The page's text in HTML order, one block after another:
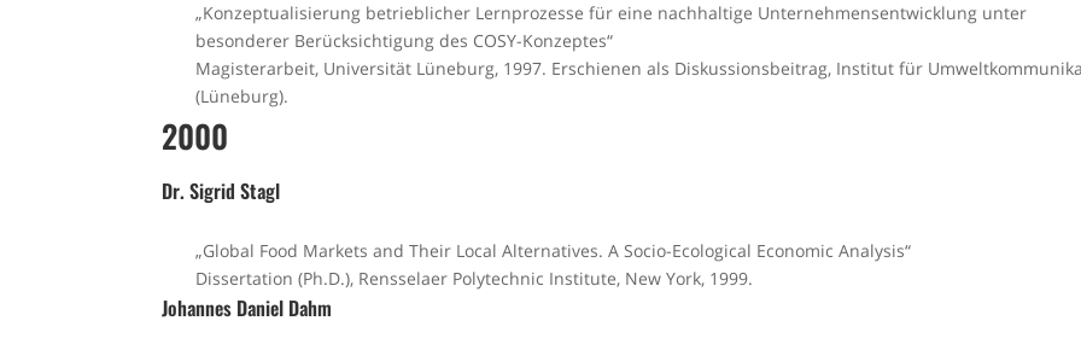
„Konzeptualisierung betrieblicher Lernprozesse für eine nachhaltige Unternehmensentwicklung unter
besonderer Berücksichtigung des COSY-Konzeptes“
Magisterarbeit, Universität Lüneburg, 1997. Erschienen als Diskussionsbeitrag, Institut für
(Lüneburg).
2000
Dr. Sigrid Stagl
„Global Food Markets and Their Local Alternatives. A Socio-Ecological Economic Analysis“
Dissertation (Ph.D.), Rensselaer Polytechnic Institute, New York, 1999.
Johannes Daniel Dahm